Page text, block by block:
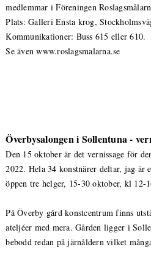
medlemmar i Föreningen
Plats: Galleri Ensta krog,
Kommunikationer: Buss 615 eller 610.
Se även www.roslagsmalarna.se
Överbysalongen i Sollentuna -
Den 15 oktober är det vernissage för
2022. Hela 34 konstnärer deltar, jag är
öppen tre helger, 15-30 oktober, kl 12-
På Överby gård konstcentrum finns
ateljéer med mera. Gården ligger i
bebodd redan på järnåldern vilket